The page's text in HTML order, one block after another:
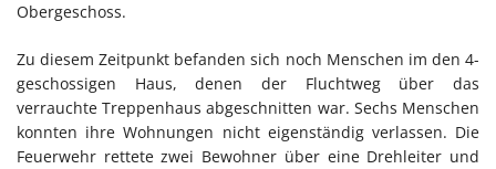
Obergeschoss.
Zu diesem Zeitpunkt befanden sich noch Menschen im den 4-
geschossigen Haus, denen der Fluchtweg über das
verrauchte Treppenhaus abgeschnitten war. Sechs Menschen
konnten ihre Wohnungen nicht eigenständig verlassen. Die
Feuerwehr rettete zwei Bewohner über eine Drehleiter und